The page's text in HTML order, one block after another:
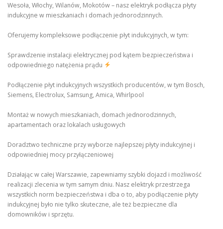
Wesoła, Włochy, Wilanów, Mokotów – nasz elektryk podłącza płyty
indukcyjne w mieszkaniach i domach jednorodzinnych.
Oferujemy kompleksowe podłączenie płyt indukcyjnych, w tym:
Sprawdzenie instalacji elektrycznej pod kątem bezpieczeństwa i
odpowiedniego natężenia prądu
Podłączenie płyt indukcyjnych wszystkich producentów, w tym Bosch,
Siemens, Electrolux, Samsung, Amica, Whirlpool
Montaż w nowych mieszkaniach, domach jednorodzinnych,
apartamentach oraz lokalach usługowych
Doradztwo techniczne przy wyborze najlepszej płyty indukcyjnej i
odpowiedniej mocy przyłączeniowej
Działając w całej Warszawie, zapewniamy szybki dojazd i możliwość
realizacji zlecenia w tym samym dniu. Nasz elektryk przestrzega
wszystkich norm bezpieczeństwa i dba o to, aby podłączenie płyty
indukcyjnej było nie tylko skuteczne, ale też bezpieczne dla
domowników i sprzętu.